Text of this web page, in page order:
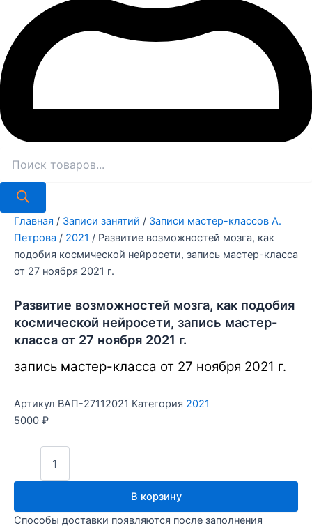
Главная / Записи занятий / Записи мастер-классов А.
Петрова / 2021 / Развитие возможностей мозга, как
подобия космической нейросети, запись мастер-класса
от 27 ноября 2021 г.
Развитие возможностей мозга, как подобия
космической нейросети, запись мастер-
класса от 27 ноября 2021 г.
запись мастер-класса от 27 ноября 2021 г.
Артикул ВАП-27112021 Категория 2021
5000 ₽
В корзину
Способы доставки появляются после заполнения